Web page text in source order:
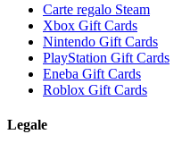
Carte regalo Steam
Xbox Gift Cards
Nintendo Gift Cards
PlayStation Gift Cards
Eneba Gift Cards
Roblox Gift Cards
Legale